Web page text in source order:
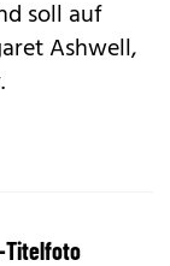
soll auf
Ashwell,
Titelfoto